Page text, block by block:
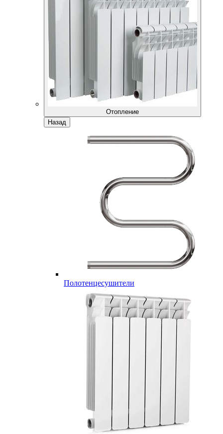
Отопление
Назад
Полотенцесушители